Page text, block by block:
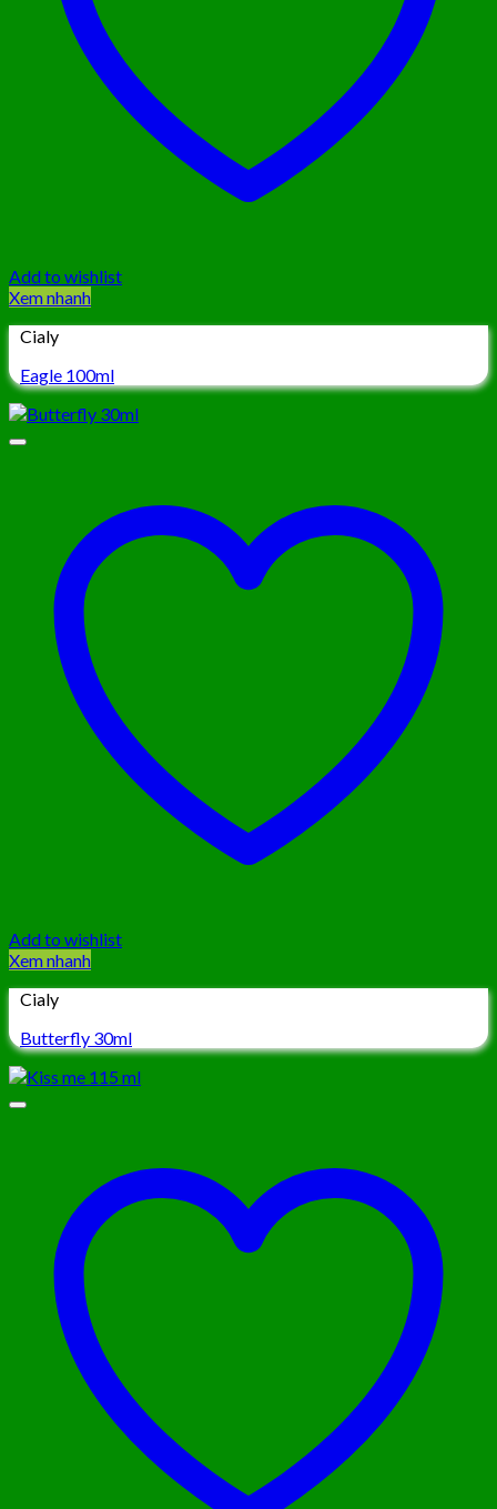
Add to wishlist
Xem nhanh
Cialy
Eagle 100ml
Add to wishlist
Xem nhanh
Cialy
Butterfly 30ml